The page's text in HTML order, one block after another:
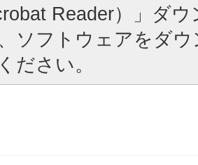
Reader）」ダ
ソフトウェアをダ
ださい。